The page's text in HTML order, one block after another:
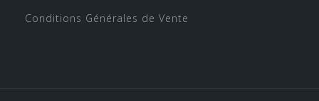
Conditions Générales de Vente